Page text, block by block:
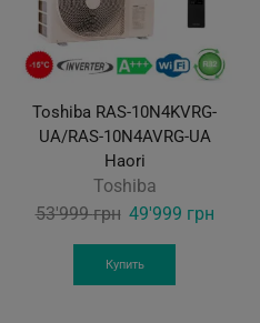
Toshiba RAS-10N4KVRG-
UA/RAS-10N4AVRG-UA
Haori
Toshiba
53'999грн Original
price
was:
49'999 грнCurrent
Купить